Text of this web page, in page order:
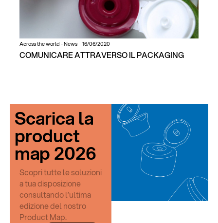
Across the world-News 16/06/2020
COMUNICARE ATTRAVERSO IL PACKAGING
Scarica la
product
map 2026
Scopri tutte le soluzioni
a tua disposizione
consultando l’ultima
edizione del nostro
Product Map.